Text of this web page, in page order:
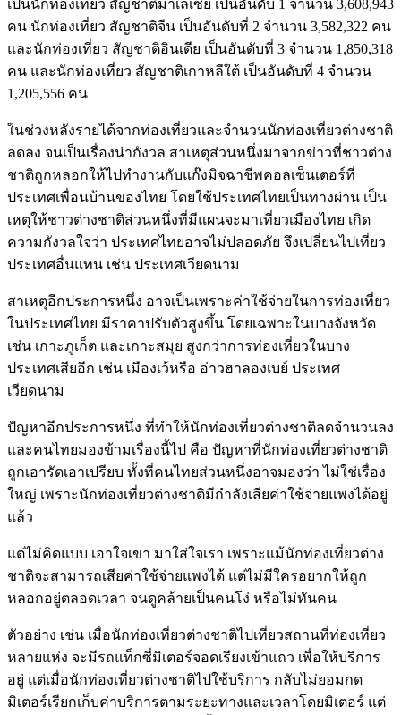
เป็นนักท่องเที่ยว สัญชาติมาเลเซีย เป็นอันดับ 1 จำนวน 3,608,943
คน นักท่องเที่ยว สัญชาติจีน เป็นอันดับที่ 2 จำนวน 3,582,322 คน
และนักท่องเที่ยว สัญชาติอินเดีย เป็นอันดับที่ 3 จำนวน 1,850,318
คน และนักท่องเที่ยว สัญชาติเกาหลีใต้ เป็นอันดับที่ 4 จำนวน
1,205,556 คน
ในช่วงหลังรายได้จากท่องเที่ยวและจำนวนนักท่องเที่ยวต่างชาติ
ลดลง จนเป็นเรื่องน่ากังวล สาเหตุส่วนหนึ่งมาจากข่าวที่ชาวต่าง
ชาติถูกหลอกให้ไปทำงานกับแก๊งมิจฉาชีพคอลเซ็นเตอร์ที่
ประเทศเพื่อนบ้านของไทย โดยใช้ประเทศไทยเป็นทางผ่าน เป็น
เหตุให้ชาวต่างชาติส่วนหนึ่งที่มีแผนจะมาเที่ยวเมืองไทย เกิด
ความกังวลใจว่า ประเทศไทยอาจไม่ปลอดภัย จึงเปลี่ยนไปเที่ยว
ประเทศอื่นแทน เช่น ประเทศเวียดนาม
สาเหตุอีกประการหนึ่ง อาจเป็นเพราะค่าใช้จ่ายในการท่องเที่ยว
ในประเทศไทย มีราคาปรับตัวสูงขึ้น โดยเฉพาะในบางจังหวัด
เช่น เกาะภูเก็ต และเกาะสมุย สูงกว่าการท่องเที่ยวในบาง
ประเทศเสียอีก เช่น เมืองเว้หรือ อ่าวฮาลองเบย์ ประเทศ
เวียดนาม
ปัญหาอีกประการหนึ่ง ที่ทำให้นักท่องเที่ยวต่างชาติลดจำนวนลง
และคนไทยมองข้ามเรื่องนี้ไป คือ ปัญหาที่นักท่องเที่ยวต่างชาติ
ถูกเอารัดเอาเปรียบ ทั้งที่คนไทยส่วนหนึ่งอาจมองว่า ไม่ใช่เรื่อง
ใหญ่ เพราะนักท่องเที่ยวต่างชาติมีกำลังเสียค่าใช้จ่ายแพงได้อยู่
แล้ว
แต่ไม่คิดแบบ เอาใจเขา มาใส่ใจเรา เพราะแม้นักท่องเที่ยวต่าง
ชาติจะสามารถเสียค่าใช้จ่ายแพงได้ แต่ไม่มีใครอยากให้ถูก
หลอกอยู่ตลอดเวลา จนดูคล้ายเป็นคนโง่ หรือไม่ทันคน
ตัวอย่าง เช่น เมื่อนักท่องเที่ยวต่างชาติไปเที่ยวสถานที่ท่องเที่ยว
หลายแห่ง จะมีรถแท็กซี่มิเตอร์จอดเรียงเข้าแถว เพื่อให้บริการ
อยู่ แต่เมื่อนักท่องเที่ยวต่างชาติไปใช้บริการ กลับไม่ยอมกด
มิเตอร์เรียกเก็บค่าบริการตามระยะทางและเวลาโดยมิเตอร์ แต่